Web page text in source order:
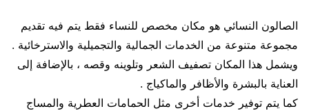
الصالون النسائي هو مكان مخصص للنساء فقط يتم فيه تقديم
مجموعة متنوعة من الخدمات الجمالية والتجميلية والاسترخائية .
ويشمل هذا المكان تصفيف الشعر وتلوينه وقصه ، بالإضافة إلى
العناية بالبشرة والأظافر والماكياج .
كما يتم توفير خدمات أخرى مثل الحمامات العطرية والمساج